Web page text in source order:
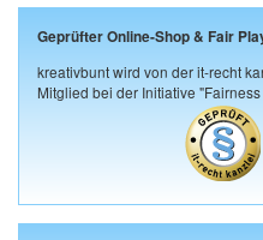
Geprüfter Online-Shop & Fair
kreativbunt wird von der it-recht
Mitglied bei der Initiative